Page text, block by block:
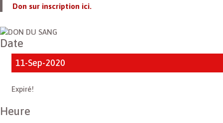
Don sur inscription ici.
Date
11-Sep-2020
Expiré!
Heure